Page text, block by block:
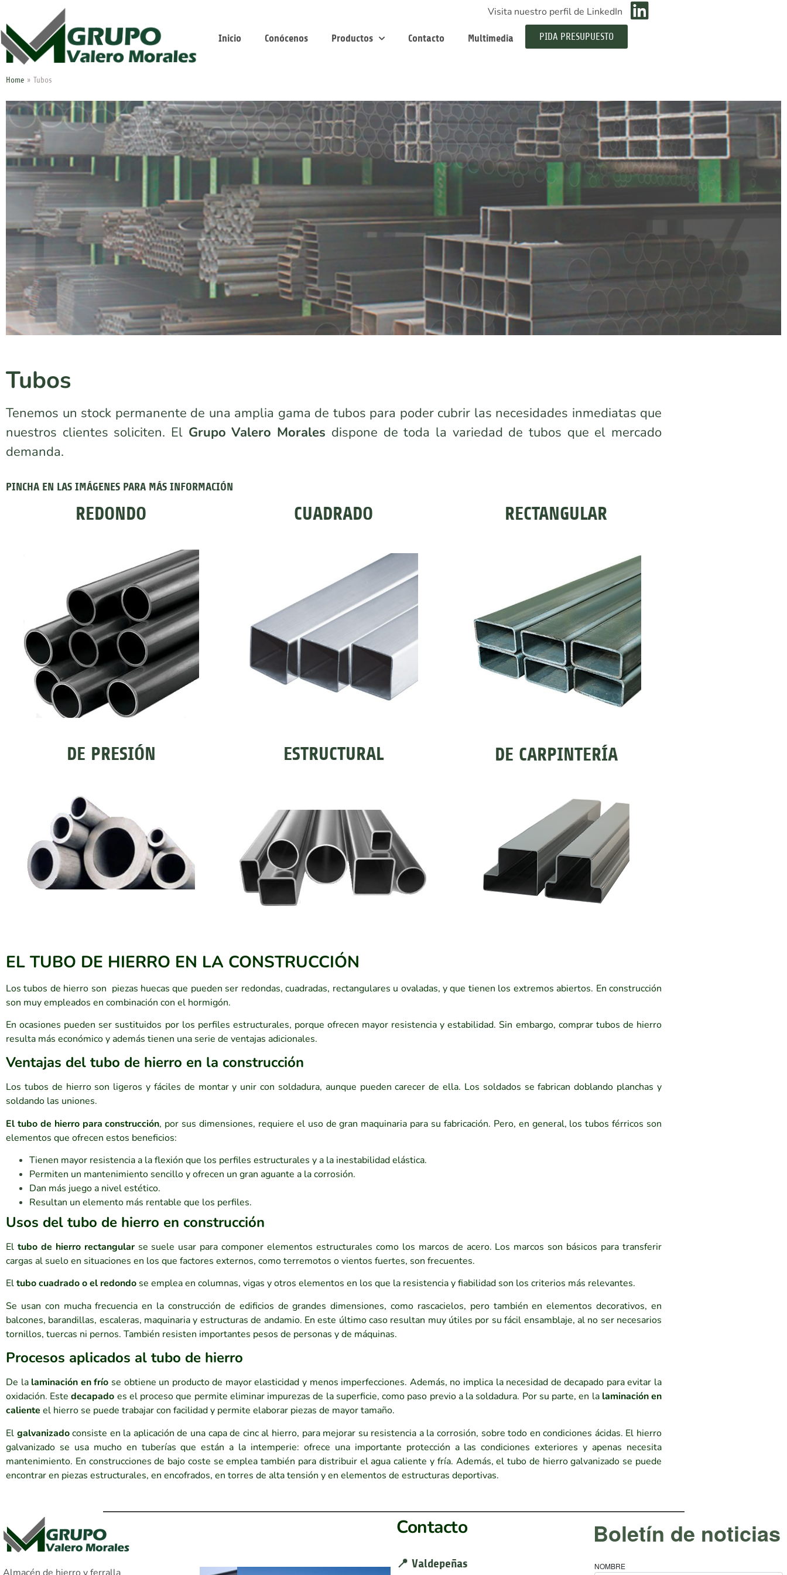
Visita nuestro perfil de LinkedIn
Inicio Conócenos Productos Contacto Multimedia PIDA PRESUPUESTO
Home » Tubos
Tubos
Tubos
Tubos
Tubos
Tubos
Tubos
Tubos
Tubos
Tubos
Tubos
Tenemos un stock permanente de una amplia gama de tubos para poder cubrir las necesidades inmediatas que
nuestros clientes soliciten. El Grupo Valero Morales dispone de toda la variedad de tubos que el mercado
demanda.
PINCHA EN LAS IMÁGENES PARA MÁS INFORMACIÓN
REDONDO
DE PRESIÓN
CUADRADO
ESTRUCTURAL
RECTANGULAR
DE CARPINTERÍA
EL TUBO DE HIERRO EN LA CONSTRUCCIÓN
Los tubos de hierro son piezas huecas que pueden ser redondas, cuadradas, rectangulares u ovaladas, y que tienen los extremos abiertos. En construcción
son muy empleados en combinación con el hormigón.
En ocasiones pueden ser sustituidos por los perfiles estructurales, porque ofrecen mayor resistencia y estabilidad. Sin embargo, comprar tubos de hierro
resulta más económico y además tienen una serie de ventajas adicionales.
Ventajas del tubo de hierro en la construcción
Los tubos de hierro son ligeros y fáciles de montar y unir con soldadura, aunque pueden carecer de ella. Los soldados se fabrican doblando planchas y
soldando las uniones.
El tubo de hierro para construcción, por sus dimensiones, requiere el uso de gran maquinaria para su fabricación. Pero, en general, los tubos férricos son
elementos que ofrecen estos beneficios:
Tienen mayor resistencia a la flexión que los perfiles estructurales y a la inestabilidad elástica.
Permiten un mantenimiento sencillo y ofrecen un gran aguante a la corrosión.
Dan más juego a nivel estético.
Resultan un elemento más rentable que los perfiles.
Usos del tubo de hierro en construcción
El tubo de hierro rectangularse suele usar para componer elementos estructurales como los marcos de acero. Los marcos son básicos para transferir
cargas al suelo en situaciones en los que factores externos, como terremotos o vientos fuertes, son frecuentes.
Eltubo cuadrado o el redondo se emplea en columnas, vigas y otros elementos en los que la resistencia y fiabilidad son los criterios más relevantes.
Se usan con mucha frecuencia en la construcción de edificios de grandes dimensiones, como rascacielos, pero también en elementos decorativos, en
balcones, barandillas, escaleras, maquinaria y estructuras de andamio. En este último caso resultan muy útiles por su fácil ensamblaje, al no ser necesarios
tornillos, tuercas ni pernos. También resisten importantes pesos de personas y de máquinas.
Procesos aplicados al tubo de hierro
De la laminación en frío se obtiene un producto de mayor elasticidad y menos imperfecciones. Además, no implica la necesidad de decapado para evitar la
oxidación. Estedecapado es el proceso que permite eliminar impurezas de la superficie, como paso previo a la soldadura. Por su parte, en la laminación en
caliente el hierro se puede trabajar con facilidad y permite elaborar piezas de mayor tamaño.
El galvanizadoconsiste en la aplicación de una capa de cinc al hierro, para mejorar su resistencia a la corrosión, sobre todo en condiciones ácidas. El hierro
galvanizado se usa mucho en tuberías que están a la intemperie: ofrece una importante protección a las condiciones exteriores y apenas necesita
mantenimiento. En construcciones de bajo coste se emplea también para distribuir el agua caliente y fría. Además, el tubo de hierro galvanizado se puede
encontrar en piezas estructurales, en encofrados, en torres de alta tensión y en elementos de estructuras deportivas.
Contacto
📍 Valdepeñas
Boletín de noticias
NOMBRE